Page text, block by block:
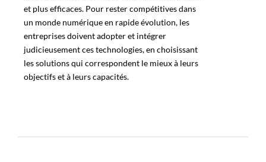
et plus efficaces. Pour rester compétitives dans
un monde numérique en rapide évolution, les
entreprises doivent adopter et intégrer
judicieusement ces technologies, en choisissant
les solutions qui correspondent le mieux à leurs
objectifs et à leurs capacités.